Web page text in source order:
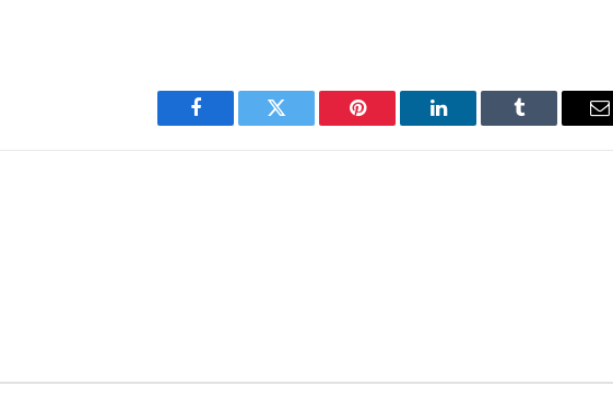
Facebook Twitter Pinterest LinkedIn Tumblr